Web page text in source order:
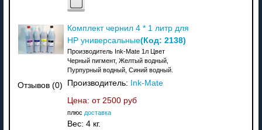
Отзывов (0)
Комплект чернил 4 * 1 литр для
HP универсальные(Код: 2138)
Производитель Ink-Mate 1л Цвет
Черный пигмент, Желтый водный,
Пурпурный водный, Синий водный.
Производитель: Ink-Mate
Цена: от 2500 руб
плюс доставка
Вес: 4 кг.